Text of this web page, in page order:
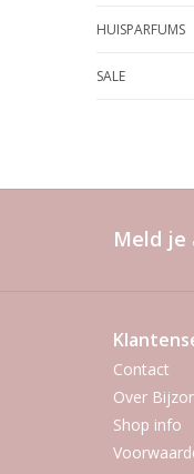
HUISPARFUMS
SALE
Meld je
Contact
Over
Shop info